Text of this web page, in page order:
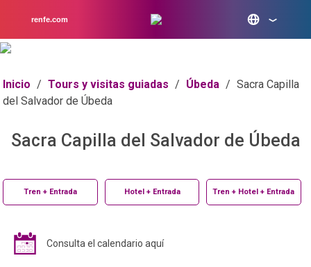
renfe.com
Inicio / Tours y visitas guiadas / Úbeda / Sacra Capilla
del Salvador de Úbeda
Sacra Capilla del Salvador de Úbeda
Tren + Entrada Hotel + Entrada Tren + Hotel + Entrada
Consulta el calendario aquí